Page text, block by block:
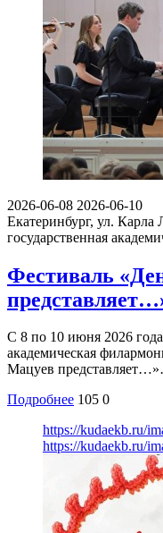
2026-06-08 2026-06-10
Екатеринбург, ул. Карла
государственная
Фестиваль
С 8 по 10 июня 2026 года
академическая
Мацуев
Подробнее 105 0
https://kudaekb.ru/
https://kudaekb.ru/